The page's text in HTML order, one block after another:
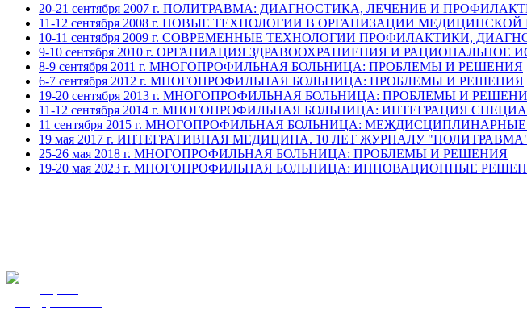
20-21 сентября 2007 г. ПОЛИТРАВМА: ДИАГНОСТИКА, ЛЕЧЕНИЕ И
11-12 сентября 2008 г. НОВЫЕ ТЕХНОЛОГИИ В ОРГАНИЗАЦИИ
10-11 сентября 2009 г. СОВРЕМЕННЫЕ ТЕХНОЛОГИИ ПРОФИЛАКТИКИ,
9-10 сентября 2010 г. ОРГАНИАЦИЯ ЗДРАВООХРАНИЕНИЯ И
8-9 сентября 2011 г. МНОГОПРОФИЛЬНАЯ БОЛЬНИЦА: ПРОБЛЕМЫ И РЕШЕНИЯ
6-7 сентября 2012 г. МНОГОПРОФИЛЬНАЯ БОЛЬНИЦА: ПРОБЛЕМЫ И РЕШЕНИЯ
19-20 сентября 2013 г. МНОГОПРОФИЛЬНАЯ БОЛЬНИЦА: ПРОБЛЕМЫ И
11-12 сентября 2014 г. МНОГОПРОФИЛЬНАЯ БОЛЬНИЦА: ИНТЕГРАЦИЯ
11 сентября 2015 г. МНОГОПРОФИЛЬНАЯ БОЛЬНИЦА:
19 мая 2017 г. ИНТЕГРАТИВНАЯ МЕДИЦИНА. 10 ЛЕТ ЖУРНАЛУ
25-26 мая 2018 г. МНОГОПРОФИЛЬНАЯ БОЛЬНИЦА: ПРОБЛЕМЫ И РЕШЕНИЯ
19-20 мая 2023 г. МНОГОПРОФИЛЬНАЯ БОЛЬНИЦА: ИННОВАЦИОННЫЕ